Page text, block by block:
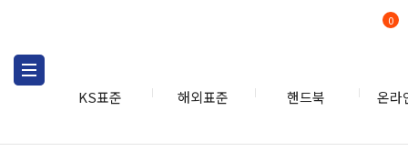
KS표준 해외표준 핸드북 온라
0